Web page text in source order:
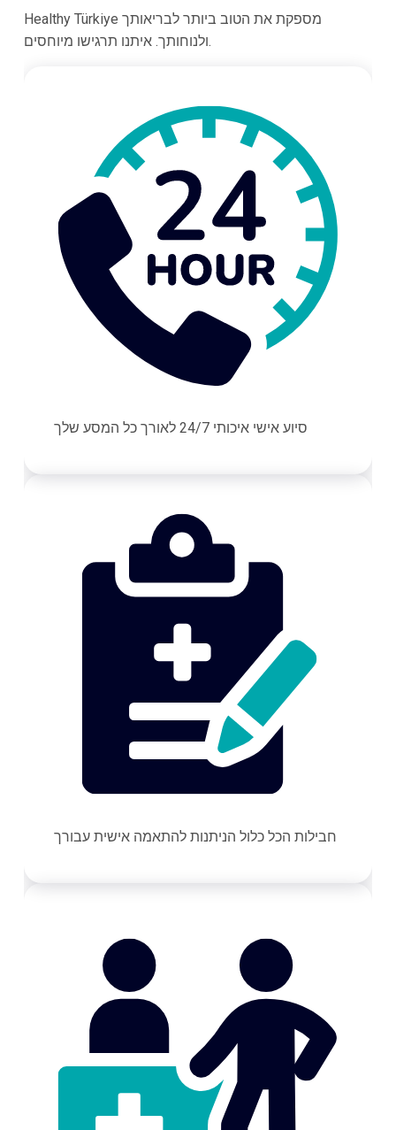
Healthy Türkiye מספקת את הטוב ביותר לבריאותך
ולנוחותך. איתנו תרגישו מיוחסים.
סיוע אישי איכותי 24/7 לאורך כל המסע שלך
חבילות הכל כלול הניתנות להתאמה אישית עבורך